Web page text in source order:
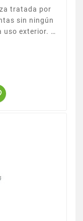
tratada por
sin ningún
exterior. 4